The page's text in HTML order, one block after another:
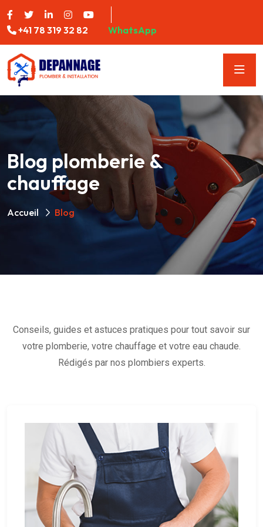
+41 78 319 32 82 WhatsApp
Blog plomberie &
chauffage
Accueil Blog
Conseils, guides et astuces pratiques pour tout savoir sur
votre plomberie, votre chauffage et votre eau chaude.
Rédigés par nos plombiers experts.